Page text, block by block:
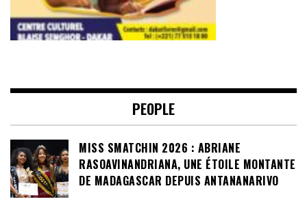
PEOPLE
MISS SMATCHIN 2026 : ABRIANE
RASOAVINANDRIANA, UNE ÉTOILE MONTANTE
DE MADAGASCAR DEPUIS ANTANANARIVO